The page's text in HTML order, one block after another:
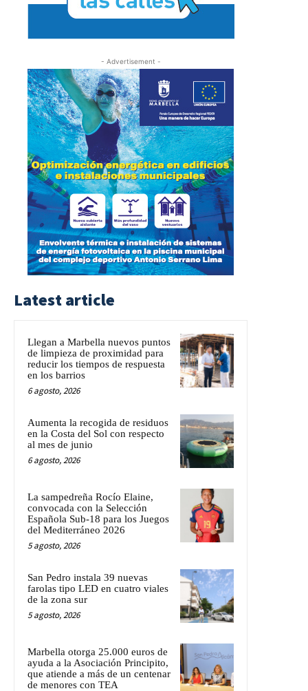
- Advertisement -
Latest article
Llegan a Marbella nuevos puntos
de limpieza de proximidad para
reducir los tiempos de respuesta
en los barrios
6 agosto, 2026
Aumenta la recogida de residuos
en la Costa del Sol con respecto
al mes de junio
6 agosto, 2026
La sampedreña Rocío Elaine,
convocada con la Selección
Española Sub-18 para los Juegos
del Mediterráneo 2026
5 agosto, 2026
San Pedro instala 39 nuevas
farolas tipo LED en cuatro viales
de la zona sur
5 agosto, 2026
Marbella otorga 25.000 euros de
ayuda a la Asociación Principito,
que atiende a más de un centenar
de menores con TEA